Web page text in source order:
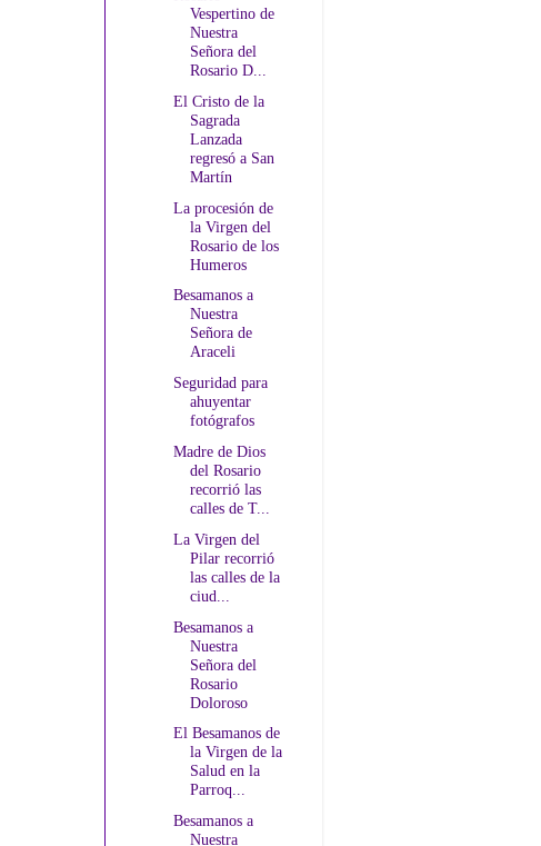
Vespertino de
Nuestra
Señora del
Rosario D...
El Cristo de la
Sagrada
Lanzada
regresó a San
Martín
La procesión de
la Virgen del
Rosario de los
Humeros
Besamanos a
Nuestra
Señora de
Araceli
Seguridad para
ahuyentar
fotógrafos
Madre de Dios
del Rosario
recorrió las
calles de T...
La Virgen del
Pilar recorrió
las calles de la
ciud...
Besamanos a
Nuestra
Señora del
Rosario
Doloroso
El Besamanos de
la Virgen de la
Salud en la
Parroq...
Besamanos a
Nuestra